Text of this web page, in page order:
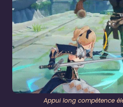
Appui long compétence